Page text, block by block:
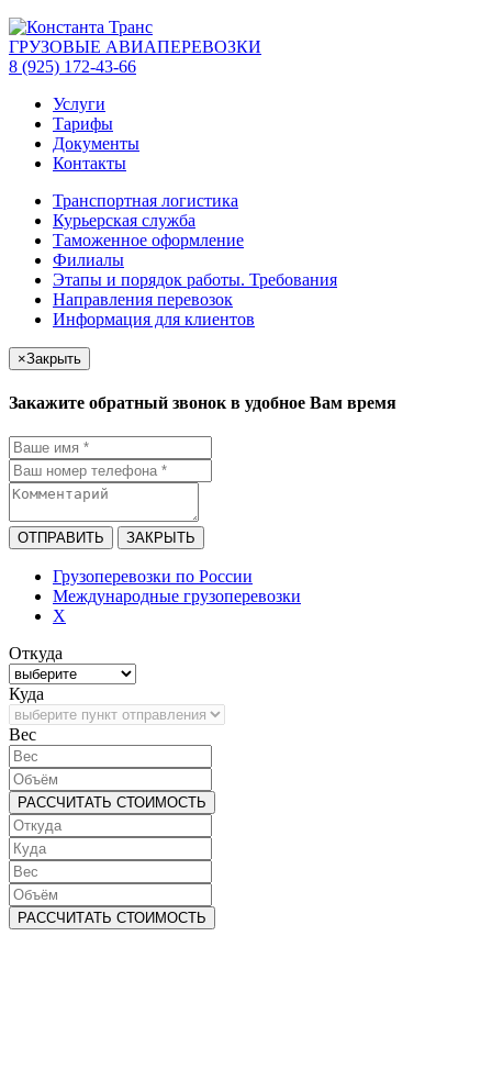
ГРУЗОВЫЕ АВИАПЕРЕВОЗКИ
8 (925) 172-43-66
Услуги
Тарифы
Документы
Контакты
Транспортная логистика
Курьерская служба
Таможенное оформление
Филиалы
Этапы и порядок работы. Требования
Направления перевозок
Информация для клиентов
×Закрыть
Закажите обратный звонок в удобное Вам время
ОТПРАВИТЬ ЗАКРЫТЬ
Грузоперевозки по России
Международные грузоперевозки
X
Откуда
Куда
Bec
РАССЧИТАТЬ СТОИМОСТЬ
РАССЧИТАТЬ СТОИМОСТЬ